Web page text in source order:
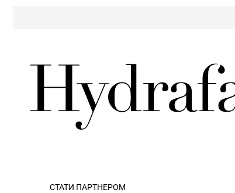
СТАТИ ПАРТНЕРОМ